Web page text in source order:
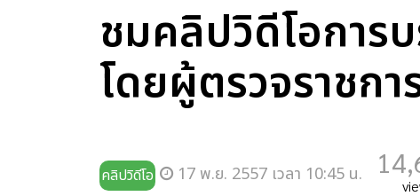
ชมคลิปวิดีโอการ
โดยผู้ตรวจราชกา
คลิปวิดีโอ 17 พ.ย. 2557 เวลา 10:45 น.